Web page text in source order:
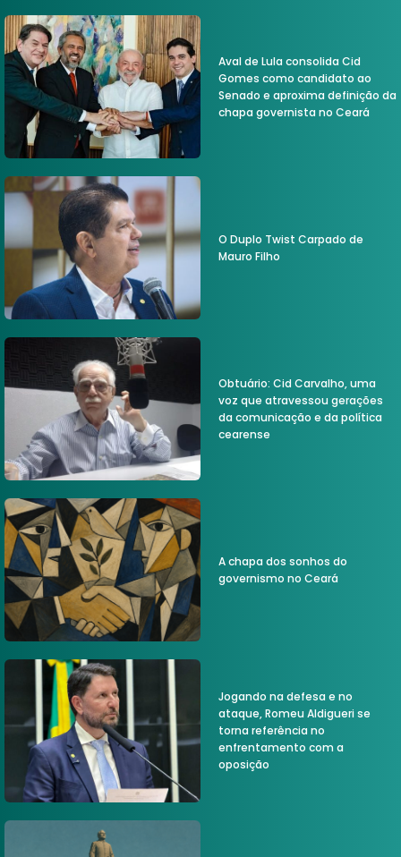
Aval de Lula consolida Cid
Gomes como candidato ao
Senado e aproxima definição da
chapa governista no Ceará
O Duplo Twist Carpado de
Mauro Filho
Obtuário: Cid Carvalho, uma
voz que atravessou gerações
da comunicação e da política
cearense
A chapa dos sonhos do
governismo no Ceará
Jogando na defesa e no
ataque, Romeu Aldigueri se
torna referência no
enfrentamento com a
oposição